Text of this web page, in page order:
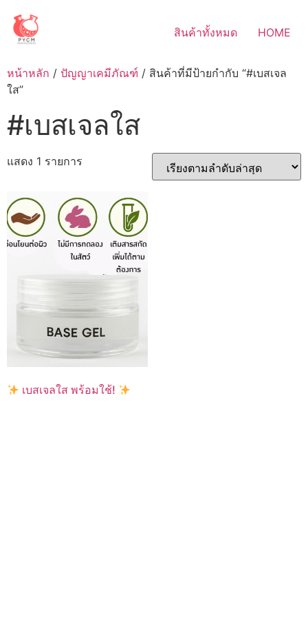
content
สินค้าทั้งหมด HOME
หน้าหลัก / ปัญญาเคมีภัณฑ์ / สินค้าที่มีป้ายกำกับ “#เบสเจล
ใส”
#เบสเจลใส
แสดง 1 รายการ
เบสเจลใส พร้อมใช้!